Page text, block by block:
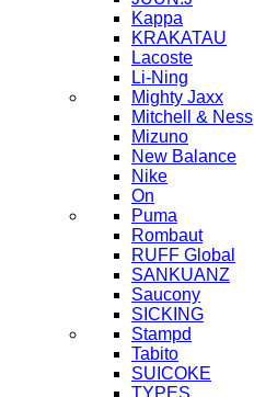
Kappa
KRAKATAU
Lacoste
Li-Ning
Mighty Jaxx
Mitchell & Ness
Mizuno
New Balance
Nike
On
Puma
Rombaut
RUFF Global
SANKUANZ
Saucony
SICKING
Stampd
Tabito
SUICOKE
TYPES